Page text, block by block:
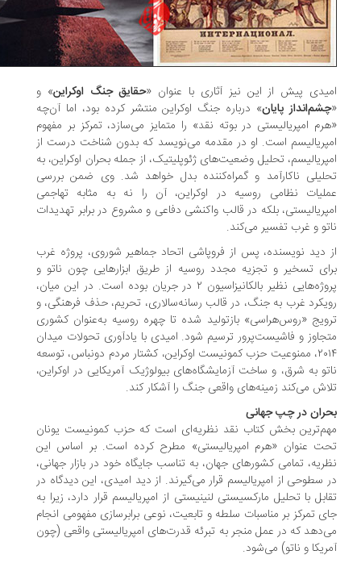
پیش از این نیز آثاری با عنوان «حقایق جنگ اوکراین » و
پایان» درباره جنگ اوکراین منتشر کرده بود، اما آن‌چه
امپریالیستی در بوته نقد» را متمایز می‌سازد، تمرکز بر مفهوم
است. او در مقدمه می‌نویسد که بدون شناخت درست از
تحلیل وضعیت‌های ژئوپلیتیک، از جمله بحران اوکراین، به
ناکارآمد و گمراه‌کننده بدل خواهد شد. وی ضمن بررسی
نظامی روسیه در اوکراین، آن را نه به مثابه تهاجمی
بلکه در قالب واکنشی دفاعی و مشروع در برابر تهدیدات
و غرب تفسیر می‌کند.
دید نویسنده، پس از فروپاشی اتحاد جماهیر شوروی، پروژه غرب
تسخیر و تجزیه مجدد روسیه از طریق ابزارهایی چون ناتو و
پروژه‌هایی نظیر بالکانیزاسیون ۲ در جریان بوده است. در این میان،
غرب به جنگ، در قالب رسانه‌سالاری، تحریم، حذف فرهنگی، و
«روس‌هراسی» بازتولید شده تا چهره روسیه به‌عنوان کشوری
و فاشیست‌پرور ترسیم شود. امیدی با یادآوری تحولات میدان
۲۰۱۴، ممنوعیت حزب کمونیست اوکراین، کشتار مردم دونباس، توسعه
به شرق، و ساخت آزمایشگاه‌های بیولوژیک آمریکایی در اوکراین،
می‌کند زمینه‌های واقعی جنگ را آشکار کند.
در چپ جهانی
بخش کتاب نقد نظریه‌ای است که حزب کمونیست یونان
عنوان «هرم امپریالیستی» مطرح کرده است. بر اساس این
تمامی کشورهای جهان، به تناسب جایگاه خود در بازار جهانی،
سطوحی از امپریالیسم قرار می‌گیرند. از دید امیدی، این دیدگاه در
با تحلیل مارکسیستی لنینیستی از امپریالیسم قرار دارد، زیرا به
تمرکز بر مناسبات سلطه و تابعیت، نوعی برابرسازی مفهومی انجام
که در عمل منجر به تبرئه قدرت‌های امپریالیستی واقعی (چون
و ناتو) می‌شود.